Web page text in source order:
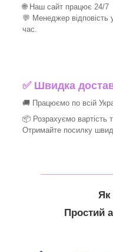
🌐 Наш сайт працює 24/7
💬 Менеджер
час.
✅Швидка
🚚 Працюємо по всій
📦 Розрахуємо вартість
Отримайте посилку
Як
Простий